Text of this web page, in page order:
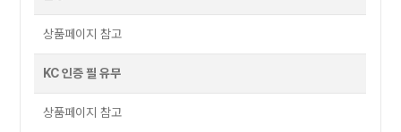
상품페이지 참고
KC 인증 필 유무
상품페이지 참고